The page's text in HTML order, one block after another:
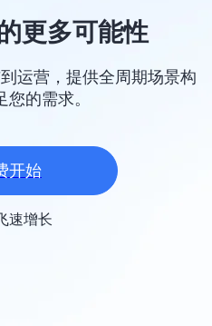
更多可能性
运营，提供全周期场景构
的需求。
开始
速增长